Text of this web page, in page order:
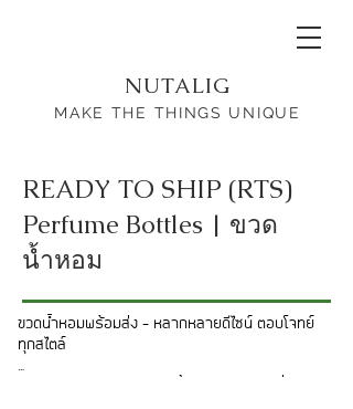
NUTALIG
MAKE THE THINGS UNIQUE
READY TO SHIP (RTS)
Perfume Bottles | ขวด
น้ำหอม
ขวดน้ำหอมพร้อมส่ง – หลากหลายดีไซน์ ตอบโจทย์
ทุกสไตล์